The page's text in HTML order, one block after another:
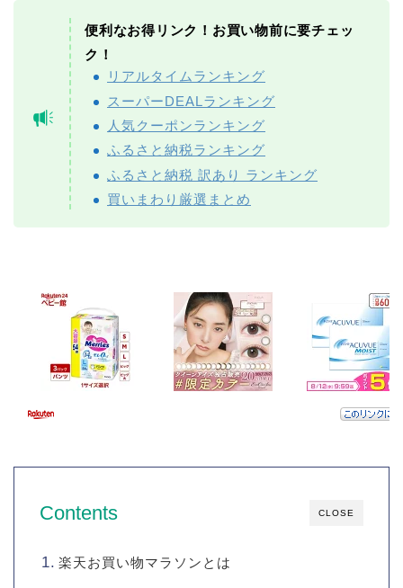
便利なお得リンク！お買い物前に要チェッ
ク！
リアルタイムランキング
スーパーDEALランキング
人気クーポンランキング
ふるさと納税ランキング
ふるさと納税 訳あり ランキング
買いまわり厳選まとめ
CLOSE
Contents
楽天お買い物マラソンとは